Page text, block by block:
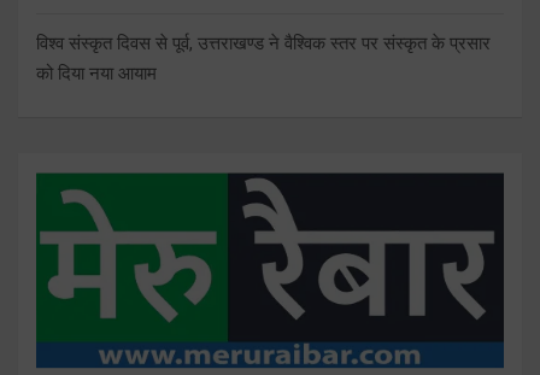
विश्व संस्कृत दिवस से पूर्व, उत्तराखण्ड ने वैश्विक स्तर पर संस्कृत के प्रसार
को दिया नया आयाम